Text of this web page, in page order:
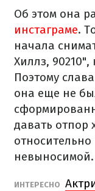
Об этом она
инстаграме.
начала
Хиллз, 90210",
Поэтому
она еще не
давать отпор
невыносимой.
ИНТЕРЕСНО